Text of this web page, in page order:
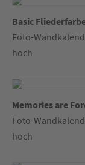
Basic
Foto-
hoch
Memories are
Foto-
hoch